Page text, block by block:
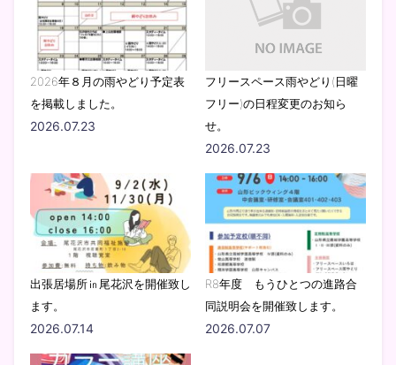
2026年８月の雨やどり予定表
を掲載しました。
2026.07.23
フリースペース雨やどり(日曜
フリー)の日程変更のお知ら
せ。
2026.07.23
出張居場所㏌尾花沢を開催致し
ます。
2026.07.14
R8年度 もうひとつの進路合
同説明会を開催致します。
2026.07.07